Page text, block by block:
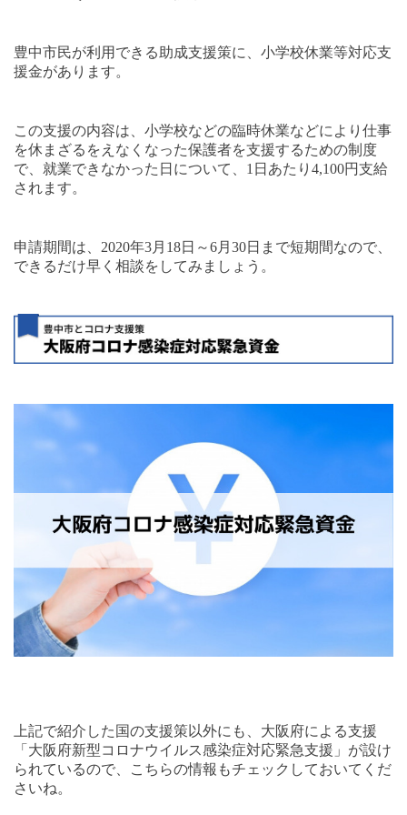
豊中市民が利用できる助成支援策に、小学校休業等対応支
援金があります。
この支援の内容は、小学校などの臨時休業などにより仕事
を休まざるをえなくなった保護者を支援するための制度
で、就業できなかった日について、 1 日あたり 4,100円支給
されます。
申請期間は、 2020年3月 18日～6月 30日まで短期間なので、
できるだけ早く相談をしてみましょう。
上記で紹介した国の支援策以外にも、大阪府による支援
「大阪府新型コロナウイルス感染症対応緊急支援」が設け
られているので、こちらの情報もチェックしておいてくだ
さいね。